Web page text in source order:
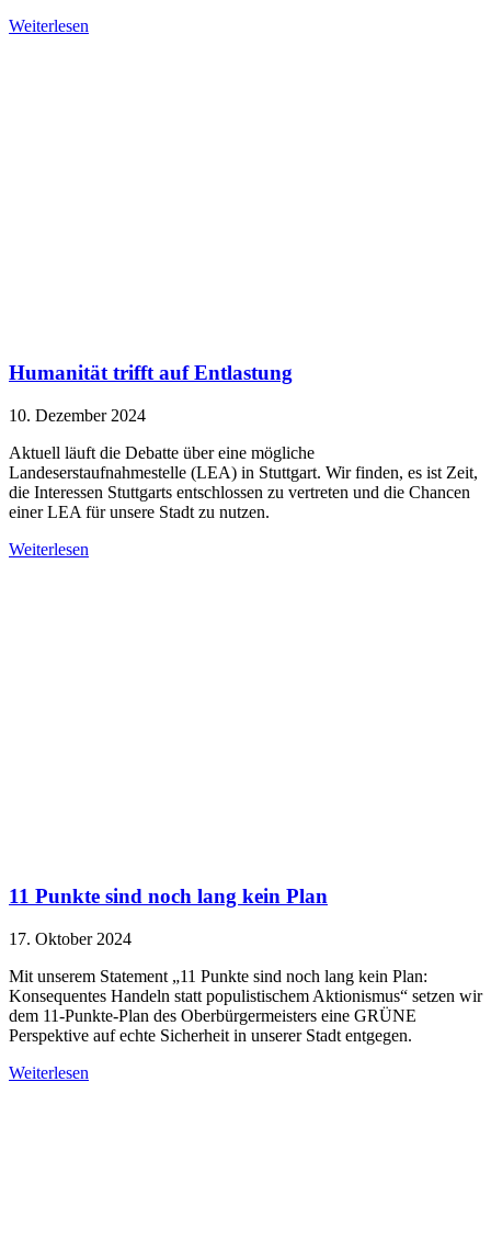
Weiterlesen
Humanität trifft auf Entlastung
10. Dezember 2024
Aktuell läuft die Debatte über eine mögliche
Landeserstaufnahmestelle (LEA) in Stuttgart. Wir finden, es ist Zeit,
die Interessen Stuttgarts entschlossen zu vertreten und die Chancen
einer LEA für unsere Stadt zu nutzen.
Weiterlesen
11 Punkte sind noch lang kein Plan
17. Oktober 2024
Mit unserem Statement „11 Punkte sind noch lang kein Plan:
Konsequentes Handeln statt populistischem Aktionismus“ setzen wir
dem 11-Punkte-Plan des Oberbürgermeisters eine GRÜNE
Perspektive auf echte Sicherheit in unserer Stadt entgegen.
Weiterlesen